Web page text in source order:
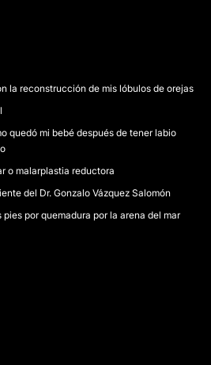
la reconstrucción de mis lóbulos de orejas
quedó mi bebé después de tener labio
o malarplastia reductora
del Dr. Gonzalo Vázquez Salomón
por quemadura por la arena del mar